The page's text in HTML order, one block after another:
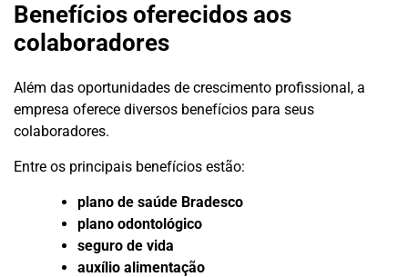
Benefícios oferecidos aos
colaboradores
Além das oportunidades de crescimento profissional, a
empresa oferece diversos benefícios para seus
colaboradores.
Entre os principais benefícios estão:
plano de saúde Bradesco
plano odontológico
seguro de vida
auxílio alimentação